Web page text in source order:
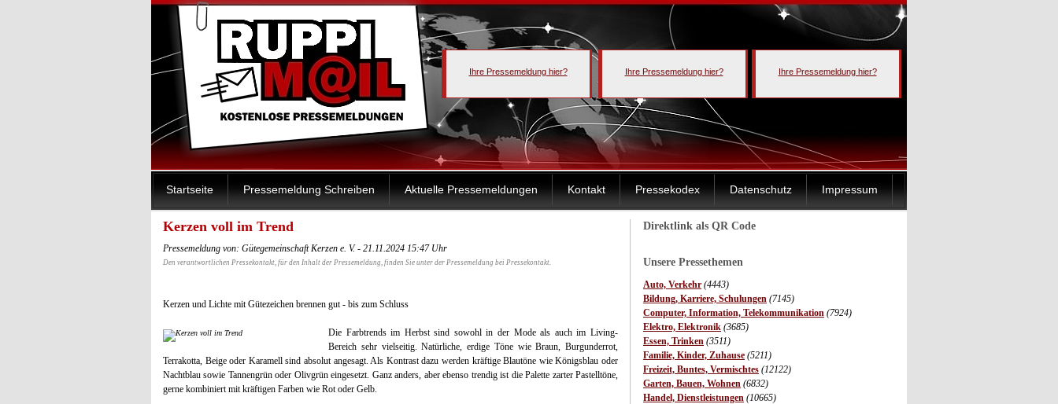
Ihre Pressemeldung hier? Ihre Pressemeldung hier? Ihre Pressemeldung hier?
Startseite Pressemeldung Schreiben Aktuelle Pressemeldungen Kontakt Pressekodex Datenschutz Impressum
Direktlink als QR Code
Unsere Pressethemen
Auto, Verkehr (4443)
Bildung, Karriere, Schulungen (7145)
Computer, Information, Telekommunikation (7924)
Elektro, Elektronik (3685)
Essen, Trinken (3511)
Familie, Kinder, Zuhause (5211)
Freizeit, Buntes, Vermischtes (12122)
Garten, Bauen, Wohnen (6832)
Handel, Dienstleistungen (10665)
Kerzen voll im Trend
Pressemeldung von: Gütegemeinschaft Kerzen e. V. - 21.11.2024 15:47 Uhr
Den verantwortlichen Pressekontakt, für den Inhalt der Pressemeldung, finden Sie unter der Pressemeldung bei Pressekontakt.
Kerzen und Lichte mit Gütezeichen brennen gut - bis zum Schluss
Die Farbtrends im Herbst sind sowohl in der Mode als auch im Living-
Bereich sehr vielseitig. Natürliche, erdige Töne wie Braun, Burgunderrot,
Terrakotta, Beige oder Karamell sind absolut angesagt. Als Kontrast dazu werden kräftige Blautöne wie Königsblau oder
Nachtblau sowie Tannengrün oder Olivgrün eingesetzt. Ganz anders, aber ebenso trendig ist die Palette zarter Pastelltöne,
gerne kombiniert mit kräftigen Farben wie Rot oder Gelb.